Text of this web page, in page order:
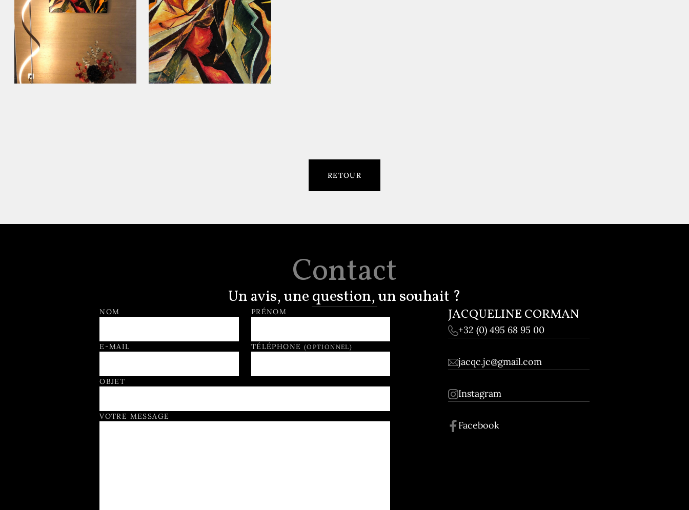
RETOUR
Contact
Un avis, une question, un souhait ?
Formulaire de contact
NOM PRÉNOM
E-MAIL TÉLÉPHONE (OPTIONNEL)
OBJET
VOTRE MESSAGE
JACQUELINE CORMAN
+32 (0) 495 68 95 00
jacqc.jc@gmail.com
Instagram
Facebook